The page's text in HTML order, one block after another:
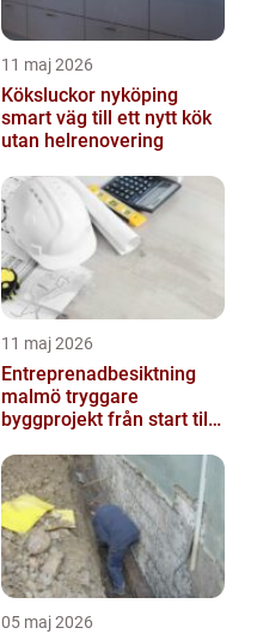
11 maj 2026
Köksluckor nyköping
smart väg till ett nytt kök
utan helrenovering
11 maj 2026
Entreprenadbesiktning
malmö tryggare
byggprojekt från start till
05 maj 2026